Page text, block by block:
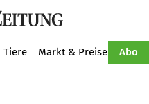
Tiere Markt & Preise Abo